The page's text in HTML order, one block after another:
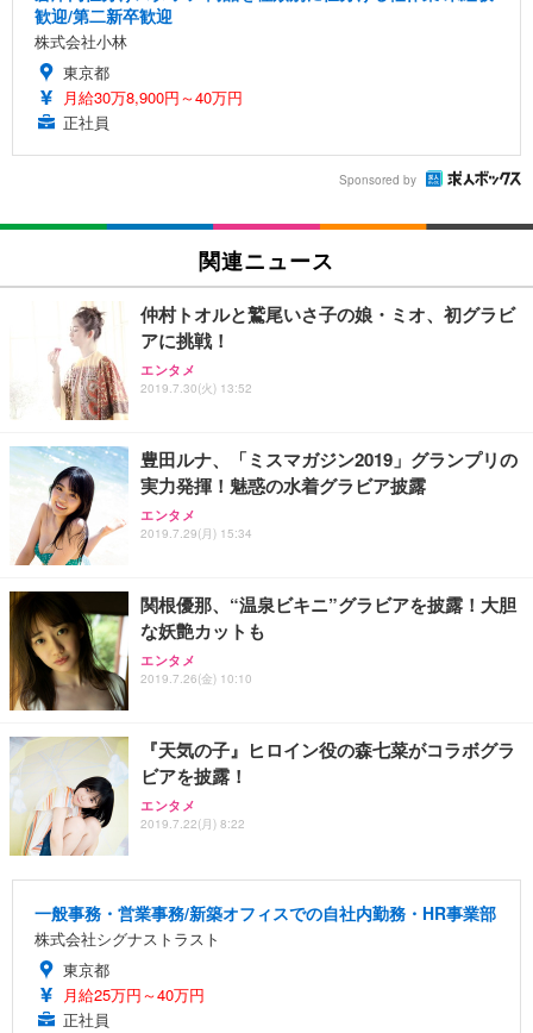
歓迎/第二新卒歓迎
株式会社小林
東京都
月給30万8,900円～40万円
正社員
Sponsored by
関連ニュース
仲村トオルと鷲尾いさ子の娘・ミオ、初グラビ
アに挑戦！
エンタメ
2019.7.30(火) 13:52
豊田ルナ、「ミスマガジン2019」グランプリの
実力発揮！魅惑の水着グラビア披露
エンタメ
2019.7.29(月) 15:34
関根優那、“温泉ビキニ”グラビアを披露！大胆
な妖艶カットも
エンタメ
2019.7.26(金) 10:10
『天気の子』ヒロイン役の森七菜がコラボグラ
ビアを披露！
エンタメ
2019.7.22(月) 8:22
一般事務・営業事務/新築オフィスでの自社内勤務・HR事業部
株式会社シグナストラスト
東京都
月給25万円～40万円
正社員